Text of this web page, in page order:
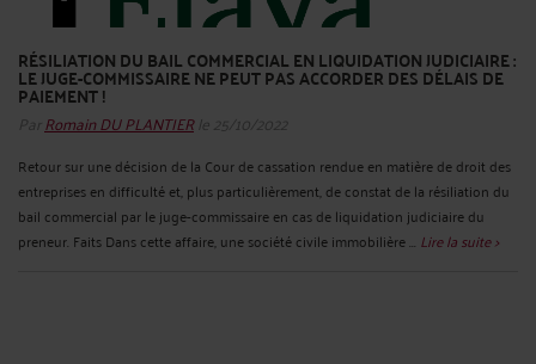
RÉSILIATION DU BAIL COMMERCIAL EN LIQUIDATION JUDICIAIRE :
LE JUGE-COMMISSAIRE NE PEUT PAS ACCORDER DES DÉLAIS DE
PAIEMENT !
Par Romain DU PLANTIERle 25/10/2022
Retour sur une décision de la Cour de cassation rendue en matière de droit des
entreprises en difficulté et, plus particulièrement, de constat de la résiliation du
bail commercial par le juge-commissaire en cas de liquidation judiciaire du
preneur. Faits Dans cette affaire, une société civile immobilière ... Lire la suite >